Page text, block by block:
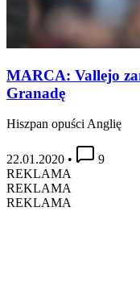
MARCA: Vallejo
Granadę
Hiszpan opuści Anglię
22.01.2020 •
9
REKLAMA
REKLAMA
REKLAMA